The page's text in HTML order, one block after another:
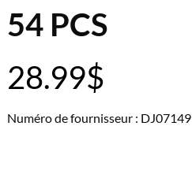
54 PCS
28.99$
Numéro de fournisseur : DJ07149